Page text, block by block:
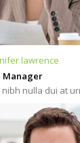
lawrence
Manager
nulla dui at